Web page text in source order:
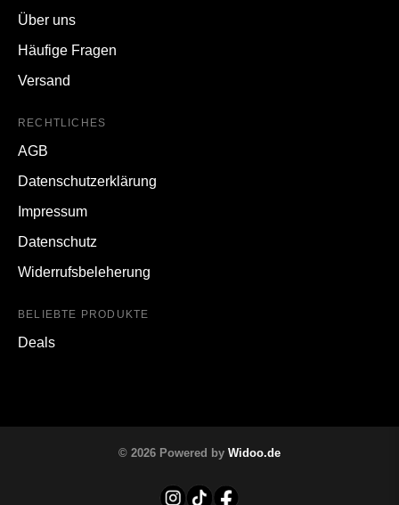
Über uns
Häufige Fragen
Versand
RECHTLICHES
AGB
Datenschutzerklärung
Impressum
Datenschutz
Widerrufsbeleherung
BELIEBTE PRODUKTE
Deals
© 2026 Powered by Widoo.de